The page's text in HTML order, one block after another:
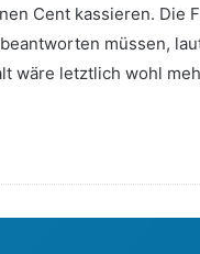
Cent kassieren. Die
müssen,
wäre letztlich wohl